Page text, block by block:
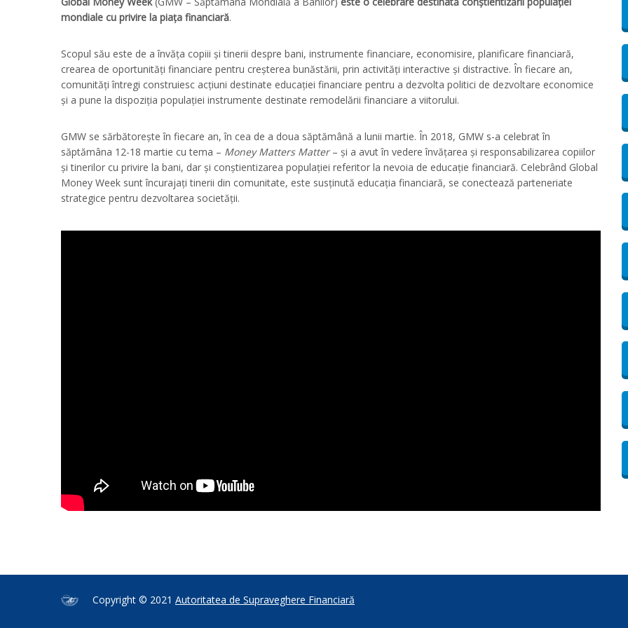
mondiale cu privire la piața financiară.
Scopul său este de a învăța copiii și tinerii despre bani, instrumente financiare, economisire, planificare financiară,
crearea de oportunități financiare pentru creșterea bunăstării, prin activități interactive și distractive. În fiecare an,
comunități întregi construiesc acțiuni destinate educației financiare pentru a dezvolta politici de dezvoltare economice
și a pune la dispoziția populației instrumente destinate remodelării financiare a viitorului.
GMW se sărbătorește în fiecare an, în cea de a doua săptămână a lunii martie. În 2018, GMW s-a celebrat în
săptămâna 12-18 martie cu tema – Money Matters Matter– și a avut în vedere învățarea și responsabilizarea copiilor
și tinerilor cu privire la bani, dar și conștientizarea populației referitor la nevoia de educație financiară. Celebrând Global
Money Week sunt încurajați tinerii din comunitate, este susținută educația financiară, se conectează parteneriate
strategice pentru dezvoltarea societății.
Copyright © 2021 Autoritatea de Supraveghere Financiară